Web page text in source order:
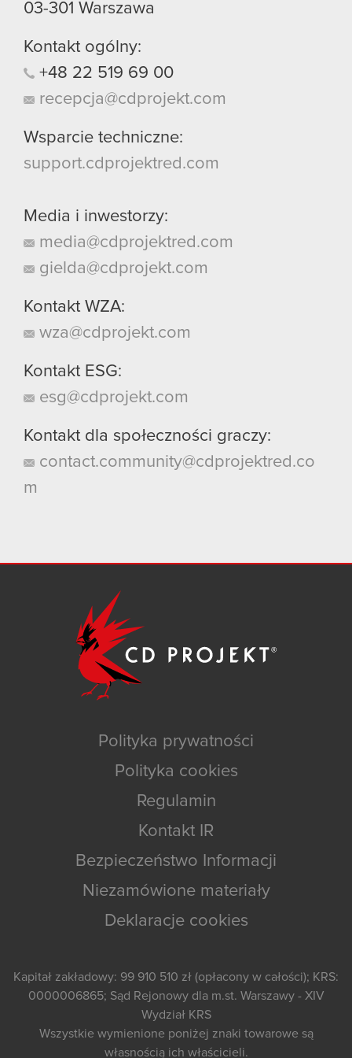
03-301 Warszawa
Kontakt ogólny:
+48 22 519 69 00
recepcja@cdprojekt.com
Wsparcie techniczne:
support.cdprojektred.com
Media i inwestorzy:
media@cdprojektred.com
gielda@cdprojekt.com
Kontakt WZA:
wza@cdprojekt.com
Kontakt ESG:
esg@cdprojekt.com
Kontakt dla społeczności graczy:
contact.community@cdprojektred.co
m
Polityka prywatności
Polityka cookies
Regulamin
Kontakt IR
Bezpieczeństwo Informacji
Niezamówione materiały
Deklaracje cookies
Kapitał zakładowy: 99 910 510 zł (opłacony w całości); KRS:
0000006865; Sąd Rejonowy dla m.st. Warszawy - XIV
Wydział KRS
Wszystkie wymienione poniżej znaki towarowe są
własnością ich właścicieli.